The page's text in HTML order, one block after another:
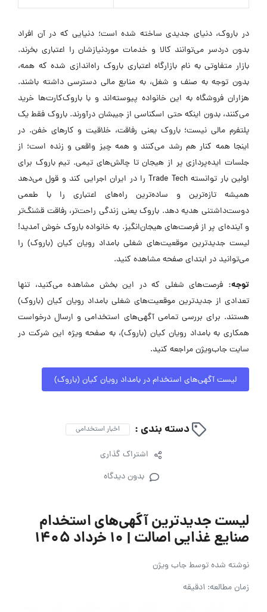
در باروک، دنیای جدیدی ساخته شده است؛ دنیایی که در آن افراد
بدون دردسر می‌توانند کالا و خدمات موردنیازشان را اعتباری بخرند.
بازار متفاوتی به نام بازارگاه اعتباری باروک راه‌اندازی شده که همه،
بدون توجه به صنف و شغل، به منابع مالی دسترسی داشته باشند.
هزاران فروشگاه به این خانواده پیوسته‌اند و با باروک‌کارت‌ها خرید
می‌کنند، بدون اینکه حتی اسکناسی از جیبشان درآورند. باروک فقط یک
پلتفرم مالی نیست؛ باروک یعنی رفاقت، خلاقیت و کارهای خفن. در
اینجا همه کنار هم رشد می‌کنند و همه چیز واقعی و زنده است؛ از
جلسات ایده‌پردازی پر از هیجان تا چالش‌های تیمی. تیم باروک برای
اولین بار توانسته Trade Tech را در ایران اجرایی کند و قول می‌دهد
همیشه تازه‌ترین و ساده‌ترین راه‌های اعتباری را با طعمی
دوست‌داشتنی هدیه دهد. باروک یعنی زندگی راحت‌تر، رفاقت قشنگ‌تر
و آینده‌ای پر از فرصت‌های هیجان‌انگیز. به خانواده باروک خوش آمدید!
لیست جدیدترین موقعیت‌های شغلی بامداد رویان کیان (باروک) را
می‌توانید در ابتدای صفحه مشاهده کنید.
توجه: فرصت‌های شغلی که در این بخش مشاهده می‌کنید، تنها
تعدادی از جدیدترین موقعیت‌های شغلی بامداد رویان کیان (باروک)
هستند. برای بررسی تمامی آگهی‌های استخدامی و ارسال درخواست
همکاری به بامداد رویان کیان (باروک)، به صفحه ویژه این شرکت در
سایت جاب‌ویژن مراجعه کنید.
لیست آگهی‌های استخدام در بامداد رویان کیان (باروک)
دسته بندی : اخبار استخدامی
اشتراک گذاری
بدون دیدگاه
لیست جدیدترین آگهی‌های استخدام
صنایع غذایی اصالت | ۱۰ خرداد ۱۴۰۵
نوشته شده توسطجاب ویژن
زمان مطالعه: 1دقیقه